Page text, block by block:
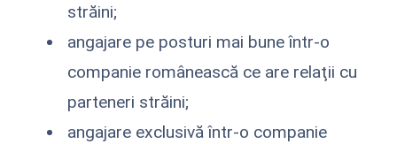
străini;
angajare pe posturi mai bune într-o
companie românească ce are relaţii cu
parteneri străini;
angajare exclusivă într-o companie